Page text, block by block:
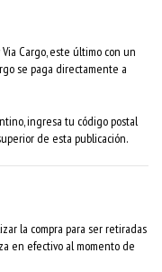
Cargo, este último con un
se paga directamente a
ingresa tu código postal
de esta publicación.
la compra para ser retiradas
en efectivo al momento de